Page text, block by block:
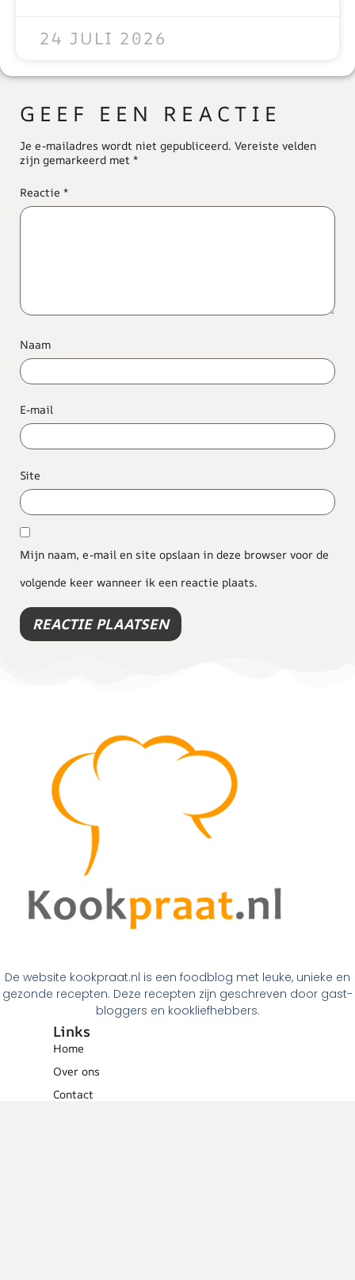
24 JULI 2026
GEEF EEN REACTIE
Je e-mailadres wordt niet gepubliceerd. Vereiste velden
zijn gemarkeerd met *
Reactie *
Naam
E-mail
Site
Mijn naam, e-mail en site opslaan in deze browser voor de
volgende keer wanneer ik een reactie plaats.
De website kookpraat.nl is een foodblog met leuke, unieke en
gezonde recepten. Deze recepten zijn geschreven door gast-
bloggers en kookliefhebbers.
Links
Home
Over ons
Contact